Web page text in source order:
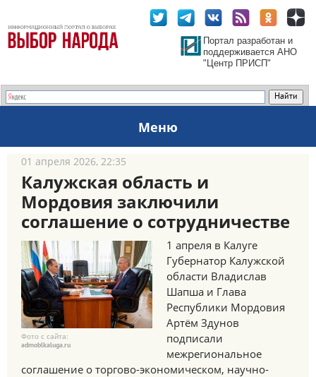
Портал разработан и
поддерживается АНО
"Центр ПРИСП"
Меню
01 апреля 2026, 22:35
Калужская область и
Мордовия заключили
соглашение о сотрудничестве
Фото с сайта:
admoblkaluga.ru
1 апреля в Калуге
Губернатор Калужской
области Владислав
Шапша и Глава
Республики Мордовия
Артём Здунов
подписали
межрегиональное
соглашение о торгово-экономическом, научно-